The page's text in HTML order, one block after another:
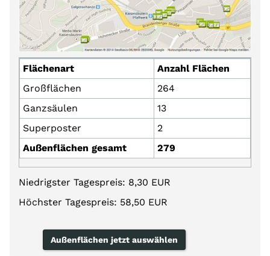
Flächenart
Anzahl Flächen
Großflächen
264
Ganzsäulen
13
Superposter
2
Außenflächen gesamt
279
Niedrigster Tagespreis: 8,30 EUR
Höchster Tagespreis: 58,50 EUR
Außenflächen jetzt auswählen